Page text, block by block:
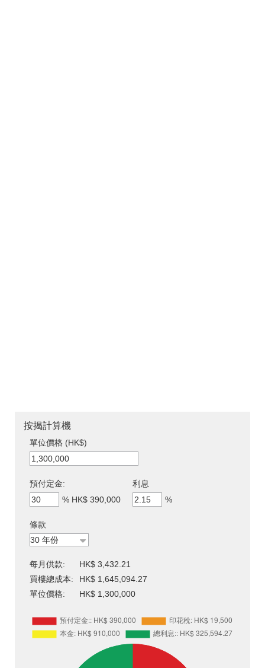
按揭計算機
單位價格 (HK$)
預付定金:
% HK$ 390,000
利息
%
條款
每月供款:
HK$ 3,432.21
買樓總成本:
HK$ 1,645,094.27
單位價格:
HK$ 1,300,000